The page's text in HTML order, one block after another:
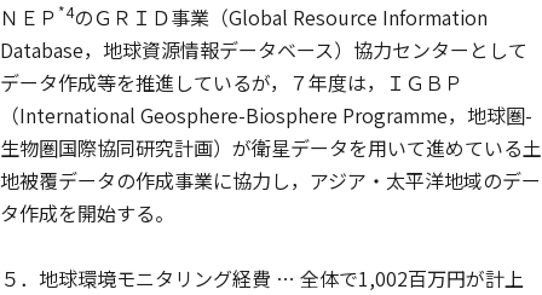
ＮＥＰ *4のＧＲＩＤ事業（Global Resource Information
Database，地球資源情報データベース）協力センターとして
データ作成等を推進しているが，７年度は，ＩＧＢＰ
（International Geosphere-Biosphere Programme，地球圏-
生物圏国際協同研究計画）が衛星データを用いて進めている土
地被覆データの作成事業に協力し，アジア・太平洋地域のデー
タ作成を開始する。
５．地球環境モニタリング経費 … 全体で1,002百万円が計上